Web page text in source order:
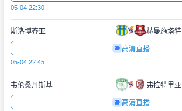
05-04 22:30
斯洛博齐亚 赫曼施塔特
高清直播
05-04 22:45
韦伦桑丹斯基 弗拉特里亚
高清直播